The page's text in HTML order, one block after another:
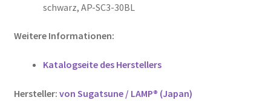
schwarz, AP-SC3-30BL
Weitere Informationen:
Katalogseite des Herstellers
Hersteller: von Sugatsune / LAMP® (Japan)